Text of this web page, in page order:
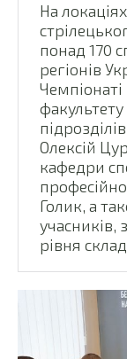
На
понад 170
регіонів
Олексій
кафедри
Голик, а
учасників,
рівня